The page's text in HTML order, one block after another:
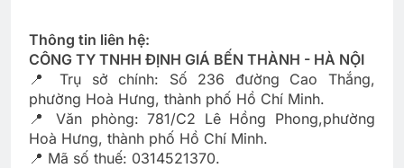
Thông tin liên hệ:
CÔNG TY TNHH ĐỊNH GIÁ BẾN THÀNH - HÀ NỘI
📍 Trụ sở chính: Số 236 đường Cao Thắng,
phường Hoà Hưng, thành phố Hồ Chí Minh.
📍 Văn phòng: 781/C2 Lê Hồng Phong,phường
Hoà Hưng, thành phố Hồ Chí Minh.
📍 Mã số thuế: 0314521370.